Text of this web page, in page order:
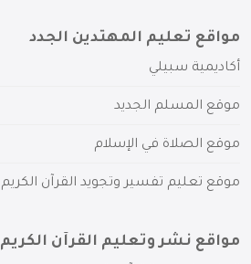
مواقع تعليم المهتدين الجدد
أكاديمية سبيلي
موقع المسلم الجديد
موقع الصلاة في الإسلام
موقع تعليم تفسير وتجويد القرآن الكريم
مواقع نشر وتعليم القرآن الكريم